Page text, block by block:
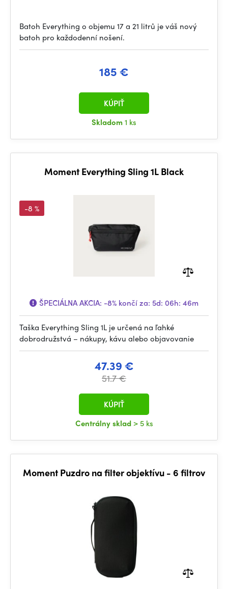
Batoh Everything o objemu 17 a 21 litrů je váš nový
batoh pro každodenní nošení.
185 €
Skladom1 ks
KÚPIŤ
Moment Everything Sling 1L Black
-8 %
ŠPECIÁLNA AKCIA: -8% končí za: 5d: 06h: 46m
Taška Everything Sling 1L je určená na ľahké
dobrodružstvá – nákupy, kávu alebo objavovanie
47.39 €
51.7 €
Centrálny sklad > 5 ks
KÚPIŤ
Moment Puzdro na filter objektívu - 6 filtrov